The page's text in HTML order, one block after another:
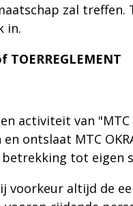
zal treffen.
in.
TOERREGLEMENT
activiteit van
ontslaat MTC
tot eigen
voorkeur altijd de